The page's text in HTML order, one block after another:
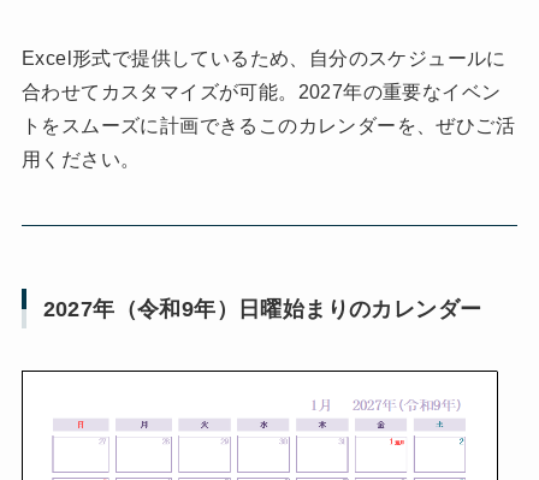
Excel形式で提供しているため、自分のスケジュールに
合わせてカスタマイズが可能。2027年の重要なイベン
トをスムーズに計画できるこのカレンダーを、ぜひご活
用ください。
2027年（令和9年）日曜始まりのカレンダー